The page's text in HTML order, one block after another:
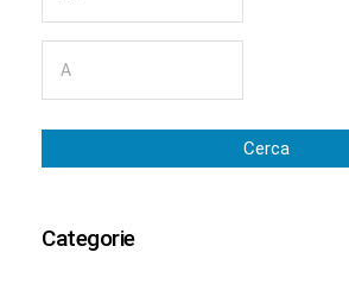
Cerca
Categorie